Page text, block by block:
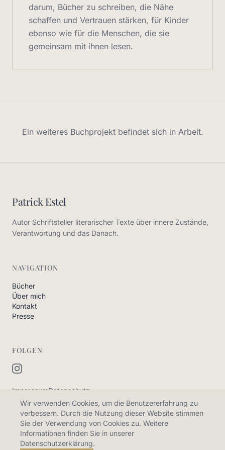
darum, Bücher zu schreiben, die Nähe
schaffen und Vertrauen stärken, für Kinder
ebenso wie für die Menschen, die sie
gemeinsam mit ihnen lesen.
Ein weiteres Buchprojekt befindet sich in Arbeit.
Patrick Estel
Autor Schriftsteller literarischer Texte über innere Zustände,
Verantwortung und das Danach.
NAVIGATION
Bücher
Über mich
Kontakt
Presse
FOLGEN
ImpressumDatenschutz
©2026Patrick Estel. Alle Rechte vorbehalten.
Wir verwenden Cookies, um die Benutzererfahrung zu
verbessern. Durch die Nutzung dieser Website stimmen
Sie der Verwendung von Cookies zu. Weitere
Informationen finden Sie in unserer
Datenschutzerklärung.